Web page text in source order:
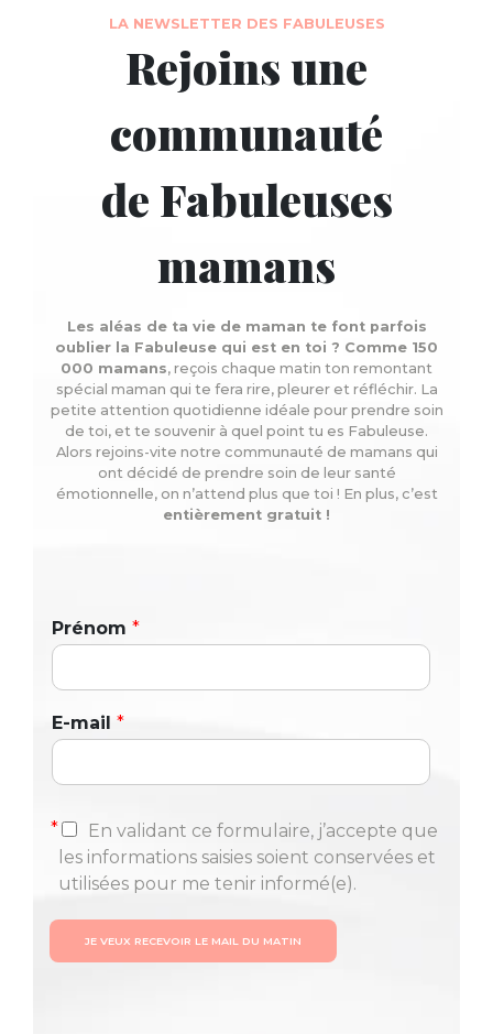
LA NEWSLETTER DES FABULEUSES
Rejoins une
communauté
de Fabuleuses
mamans
Les aléas de ta vie de maman te font parfois
oublier la Fabuleuse qui est en toi ? Comme 150
000 mamans, reçois chaque matin ton remontant
spécial maman qui te fera rire, pleurer et réfléchir. La
petite attention quotidienne idéale pour prendre soin
de toi, et te souvenir à quel point tu es Fabuleuse.
Alors rejoins-vite notre communauté de mamans qui
ont décidé de prendre soin de leur santé
émotionnelle, on n’attend plus que toi ! En plus, c’est
entièrement gratuit !
Prénom *
E-mail *
*
En validant ce formulaire, j’accepte que
les informations saisies soient conservées et
utilisées pour me tenir informé(e).
JE VEUX RECEVOIR LE MAIL DU MATIN